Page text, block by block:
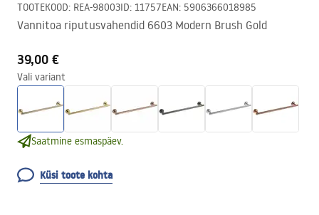
TOOTEKOOD: REA-98003ID: 11757EAN: 5906366018985
Vannitoa riputusvahendid 6603 Modern Brush Gold
39,00 €
Vali variant
Saatmine esmaspäev.
Küsi toote kohta